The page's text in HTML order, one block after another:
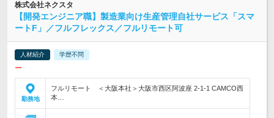
株式会社ネクスタ
【開発エンジニア職】製造業向け生産管理自社サービス「スマ
ートF」／フルフレックス／フルリモート可
人材紹介 学歴不問
ー
勤務地
フルリモート ＜大阪本社＞大阪市西区阿波座 2-1-1 CAMCO西
本…